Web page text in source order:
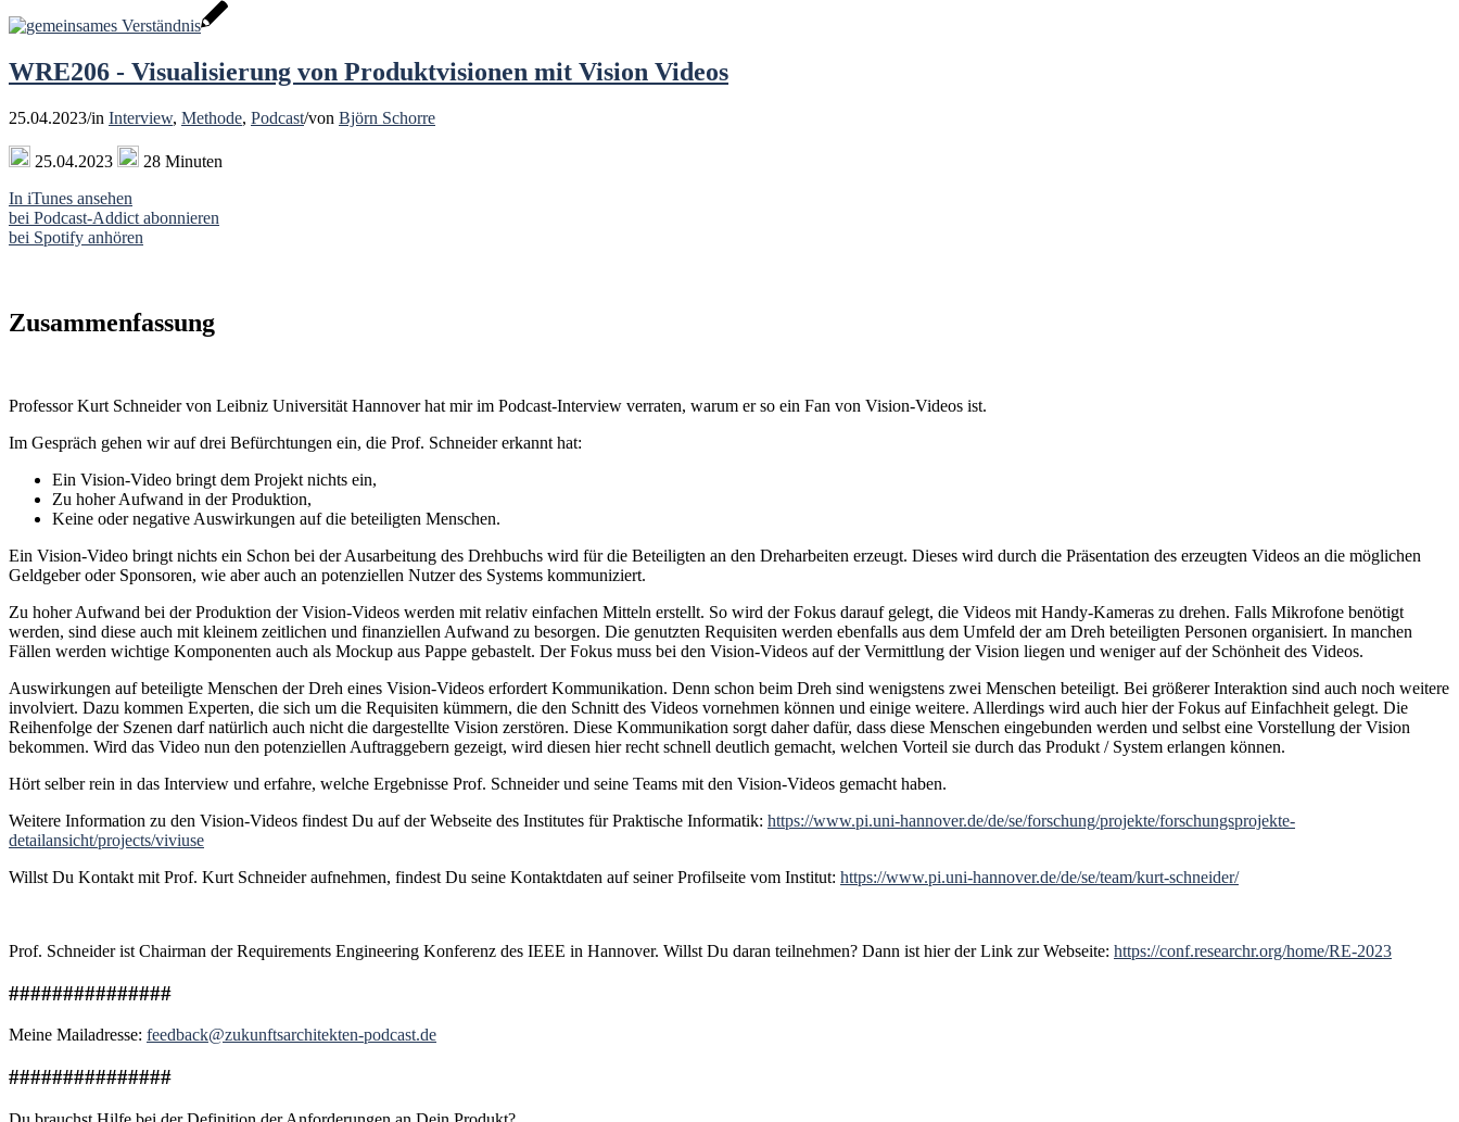
WRE206 - Visualisierung von Produktvisionen mit Vision Videos
25.04.2023/in Interview, Methode, Podcast/von Björn Schorre
25.04.2023
28 Minuten
In iTunes ansehen
bei Podcast-Addict abonnieren
bei Spotify anhören
Zusammenfassung
Professor Kurt Schneider von Leibniz Universität Hannover hat mir im Podcast-Interview verraten, warum er so ein Fan von Vision-Videos ist.
Im Gespräch gehen wir auf drei Befürchtungen ein, die Prof. Schneider erkannt hat:
Ein Vision-Video bringt dem Projekt nichts ein,
Zu hoher Aufwand in der Produktion,
Keine oder negative Auswirkungen auf die beteiligten Menschen.
Ein Vision-Video bringt nichts ein Schon bei der Ausarbeitung des Drehbuchs wird für die Beteiligten an den Dreharbeiten erzeugt. Dieses wird durch die Präsentation des erzeugten Videos an die möglichen
Geldgeber oder Sponsoren, wie aber auch an potenziellen Nutzer des Systems kommuniziert.
Zu hoher Aufwand bei der Produktion der Vision-Videos werden mit relativ einfachen Mitteln erstellt. So wird der Fokus darauf gelegt, die Videos mit Handy-Kameras zu drehen. Falls Mikrofone benötigt
werden, sind diese auch mit kleinem zeitlichen und finanziellen Aufwand zu besorgen. Die genutzten Requisiten werden ebenfalls aus dem Umfeld der am Dreh beteiligten Personen organisiert. In manchen
Fällen werden wichtige Komponenten auch als Mockup aus Pappe gebastelt. Der Fokus muss bei den Vision-Videos auf der Vermittlung der Vision liegen und weniger auf der Schönheit des Videos.
Auswirkungen auf beteiligte Menschen der Dreh eines Vision-Videos erfordert Kommunikation. Denn schon beim Dreh sind wenigstens zwei Menschen beteiligt. Bei größerer Interaktion sind auch noch weitere
involviert. Dazu kommen Experten, die sich um die Requisiten kümmern, die den Schnitt des Videos vornehmen können und einige weitere. Allerdings wird auch hier der Fokus auf Einfachheit gelegt. Die
Reihenfolge der Szenen darf natürlich auch nicht die dargestellte Vision zerstören. Diese Kommunikation sorgt daher dafür, dass diese Menschen eingebunden werden und selbst eine Vorstellung der Vision
bekommen. Wird das Video nun den potenziellen Auftraggebern gezeigt, wird diesen hier recht schnell deutlich gemacht, welchen Vorteil sie durch das Produkt / System erlangen können.
Hört selber rein in das Interview und erfahre, welche Ergebnisse Prof. Schneider und seine Teams mit den Vision-Videos gemacht haben.
Weitere Information zu den Vision-Videos findest Du auf der Webseite des Institutes für Praktische Informatik: https://www.pi.uni-hannover.de/de/se/forschung/projekte/forschungsprojekte-
detailansicht/projects/viviuse
Willst Du Kontakt mit Prof. Kurt Schneider aufnehmen, findest Du seine Kontaktdaten auf seiner Profilseite vom Institut: https://www.pi.uni-hannover.de/de/se/team/kurt-schneider/
Prof. Schneider ist Chairman der Requirements Engineering Konferenz des IEEE in Hannover. Willst Du daran teilnehmen? Dann ist hier der Link zur Webseite: https://conf.researchr.org/home/RE-2023
###############
Meine Mailadresse: feedback@zukunftsarchitekten-podcast.de
###############